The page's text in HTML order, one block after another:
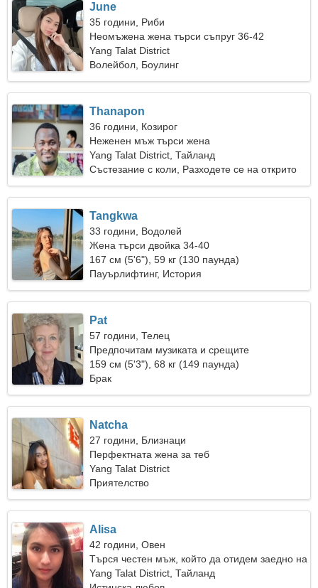
June
35 години, Риби
Неомъжена жена търси съпруг 36-42
Yang Talat District
Волейбол, Боулинг
Thanapon
36 години, Козирог
Неженен мъж търси жена
Yang Talat District, Тайланд
Състезание с коли, Разходете се на открито
Tangkwa
33 години, Водолей
Жена търси двойка 34-40
167 см (5'6"), 59 кг (130 паунда)
Пауърлифтинг, История
Pat
57 години, Телец
Предпочитам музиката и срещите
159 см (5'3"), 68 кг (149 паунда)
Брак
Natcha
27 години, Близнаци
Перфектната жена за теб
Yang Talat District
Приятелство
Alisa
42 години, Овен
Търся честен мъж, който да отидем заедно на
къмпинг
Yang Talat District, Тайланд